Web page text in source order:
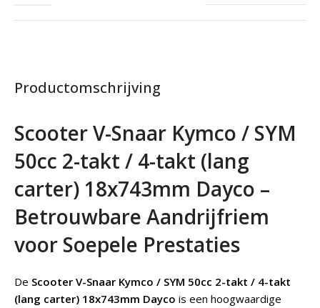
Productomschrijving
Scooter V-Snaar Kymco / SYM
50cc 2-takt / 4-takt (lang
carter) 18x743mm Dayco –
Betrouwbare Aandrijfriem
voor Soepele Prestaties
De Scooter V-Snaar Kymco / SYM 50cc 2-takt / 4-takt
(lang carter) 18x743mm Dayco is een hoogwaardige